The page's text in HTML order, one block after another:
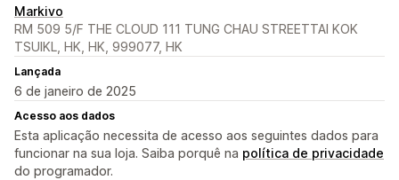
Markivo
RM 509 5/F THE CLOUD 111 TUNG CHAU STREETTAI KOK
TSUIKL, HK, HK, 999077, HK
Lançada
6 de janeiro de 2025
Acesso aos dados
Esta aplicação necessita de acesso aos seguintes dados para
funcionar na sua loja. Saiba porquê na política de privacidade
do programador.